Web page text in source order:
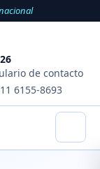
de contacto
6155-8693